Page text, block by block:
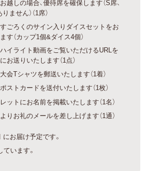
越しの場合、優待席を確保します（S席、
ません）（1席）
ごろくのサイン入りダイスセットをお
す（カップ1個&ダイス4個）
イライト動画をご覧いただけるURLを
お送りいたします（1点）
会Tシャツを郵送いたします（1着）
ストカードを送付いたします（1枚）
ットにお名前を掲載いたします（1名）
りお礼のメールを差し上げます（1通）
お届け予定です。
います。